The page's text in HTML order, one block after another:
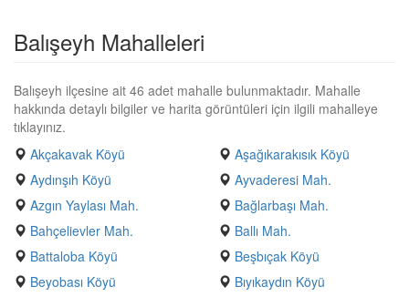
Balışeyh Mahalleleri
Balışeyh ilçesine ait 46 adet mahalle bulunmaktadır. Mahalle
hakkında detaylı bilgiler ve harita görüntüleri için ilgili mahalleye
tıklayınız.
Akçakavak Köyü
Aşağıkarakısık Köyü
Aydınşıh Köyü
Ayvaderesi Mah.
Azgın Yaylası Mah.
Bağlarbaşı Mah.
Bahçelievler Mah.
Ballı Mah.
Battaloba Köyü
Beşbıçak Köyü
Beyobası Köyü
Bıyıkaydın Köyü